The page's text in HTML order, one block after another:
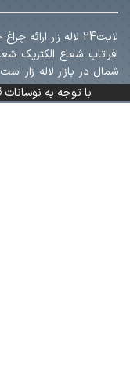
افراتاب شعاع الکتریک
شمال در بازار لاله زار
این مجموعه است.
با توجه به